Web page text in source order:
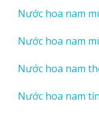
Nước hoa nam
Nước hoa nam
Nước hoa nam
Nước hoa nam